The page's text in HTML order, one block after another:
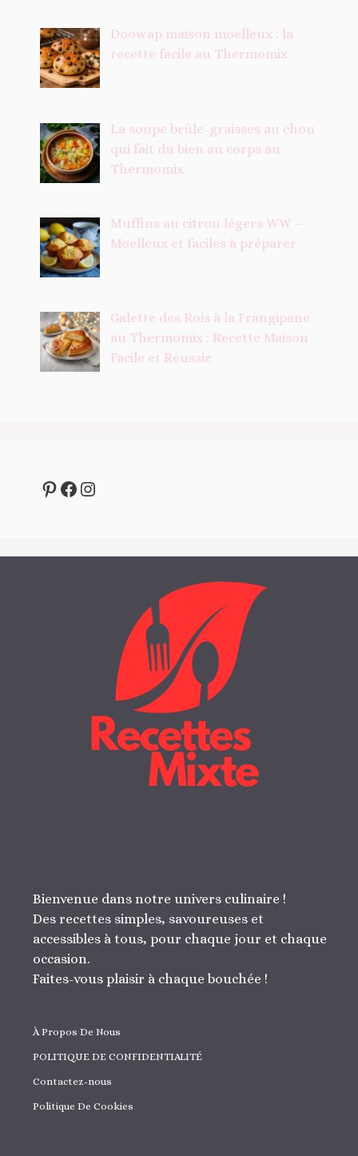
Doowap maison moelleux : la
recette facile au Thermomix
La soupe brûle-graisses au chou
qui fait du bien au corps au
Thermomix
Muffins au citron légers WW –
Moelleux et faciles à préparer
Galette des Rois à la Frangipane
au Thermomix : Recette Maison
Facile et Réussie
Pinterest
Facebook
Instagram
Bienvenue dans notre univers culinaire !
Des recettes simples, savoureuses et
accessibles à tous, pour chaque jour et chaque
occasion.
Faites-vous plaisir à chaque bouchée !
À Propos De Nous
POLITIQUE DE CONFIDENTIALITÉ
Contactez-nous
Politique De Cookies